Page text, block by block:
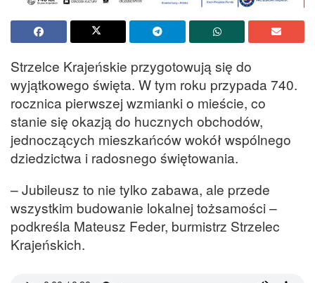
Strzelce Krajeńskie przygotowują się do
wyjątkowego święta. W tym roku przypada 740.
rocznica pierwszej wzmianki o mieście, co
stanie się okazją do hucznych obchodów,
jednoczących mieszkańców wokół wspólnego
dziedzictwa i radosnego świętowania.
– Jubileusz to nie tylko zabawa, ale przede
wszystkim budowanie lokalnej tożsamości –
podkreśla Mateusz Feder, burmistrz Strzelec
Krajeńskich.